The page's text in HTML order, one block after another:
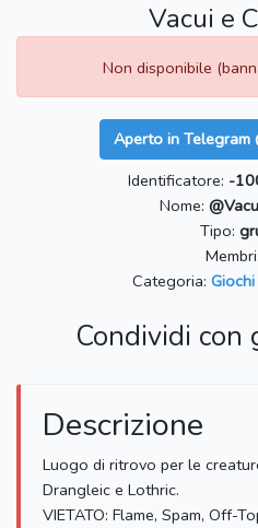
Vacui e
Non disponibile
Aperto in Telegram
Identificatore: -
Nome:
Tipo:
Membri:
Categoria:
Condividi
Descrizione
Luogo di ritrovo per le
Drangleic e Lothric.
VIETATO: Flame, Spam, Off-